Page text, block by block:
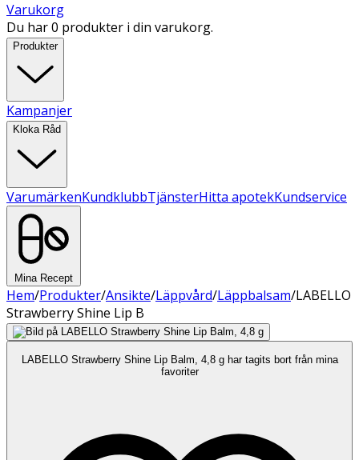
Varukorg
Du har 0 produkter i din varukorg.
Produkter
Kampanjer
Kloka Råd
VarumärkenKundklubbTjänsterHitta apotekKundservice
Mina Recept
Hem/Produkter/Ansikte/Läppvård/Läppbalsam/LABELLO
Strawberry Shine Lip B
LABELLO Strawberry Shine Lip Balm, 4,8 g har tagits bort från mina
favoriter